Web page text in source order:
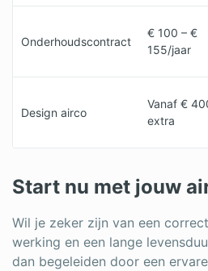
Onderhoudscontract
€ 100 – €
155/jaar
Design airco
Vanaf €
extra
Start nu met jouw
Wil je zeker zijn van een
werking en een lange
dan begeleiden door een